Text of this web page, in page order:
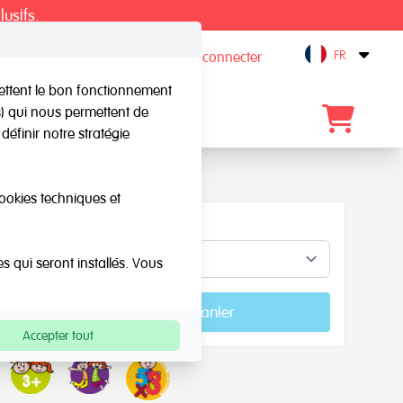
S'inscrire / Se connecter Open
FR
Blog Contact
Ajouter au panier
le bon fonctionnement
qui nous permettent de
notre stratégie
techniques et
qui seront installés. Vous
Accepter tout